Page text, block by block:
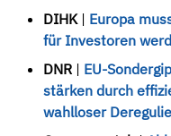
DIHK| Europa
für Investoren
DNR | EU-
stärken durch
wahlloser